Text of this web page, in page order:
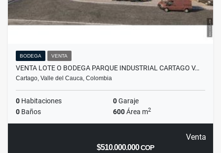
BODEGA VENTA
VENTA LOTE O BODEGA PARQUE INDUSTRIAL CARTAGO V…
Cartago, Valle del Cauca, Colombia
0 Habitaciones 0Garaje
0 Baños 600Área m2
Venta
$510.000.000COP